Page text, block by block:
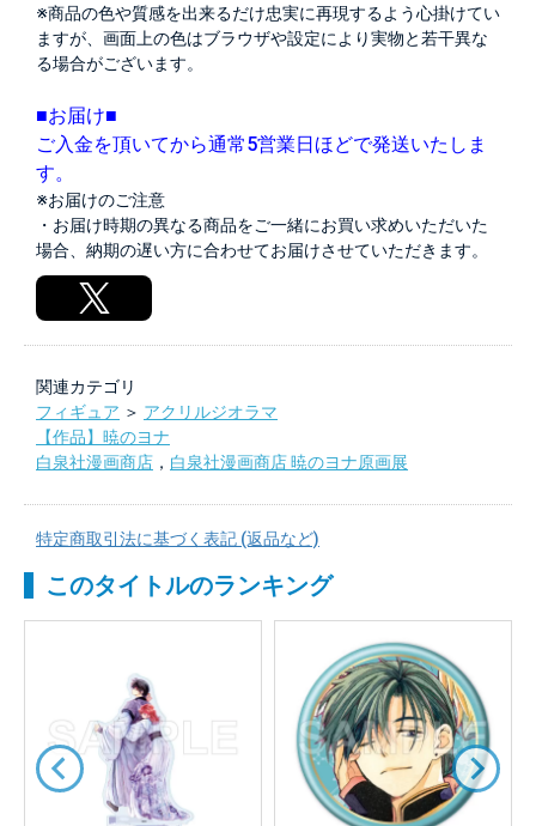
※商品の色や質感を出来るだけ忠実に再現するよう心掛けてい
ますが、画面上の色はブラウザや設定により実物と若干異な
る場合がございます。
■お届け■
ご入金を頂いてから通常5営業日ほどで発送いたしま
す。
※お届けのご注意
・お届け時期の異なる商品をご一緒にお買い求めいただいた
場合、納期の遅い方に合わせてお届けさせていただきます。
関連カテゴリ
フィギュア ＞ アクリルジオラマ
【作品】暁のヨナ
白泉社漫画商店 ， 白泉社漫画商店 暁のヨナ原画展
特定商取引法に基づく表記 (返品など)
このタイトルのランキング